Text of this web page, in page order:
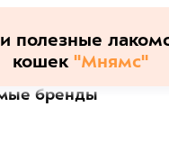
полезные
кошек "Мнямс"
бренды